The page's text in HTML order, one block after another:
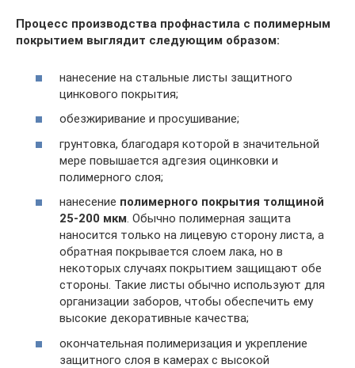
Процесс производства профнастила с полимерным
покрытием выглядит следующим образом:
нанесение на стальные листы защитного
цинкового покрытия;
обезжиривание и просушивание;
грунтовка, благодаря которой в значительной
мере повышается адгезия оцинковки и
полимерного слоя;
нанесение полимерного покрытия толщиной
25-200 мкм. Обычно полимерная защита
наносится только на лицевую сторону листа, а
обратная покрывается слоем лака, но в
некоторых случаях покрытием защищают обе
стороны. Такие листы обычно используют для
организации заборов, чтобы обеспечить ему
высокие декоративные качества;
окончательная полимеризация и укрепление
защитного слоя в камерах с высокой